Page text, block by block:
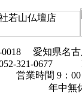
0018 愛知県名古
321-0677
営業時間 9：
年中無